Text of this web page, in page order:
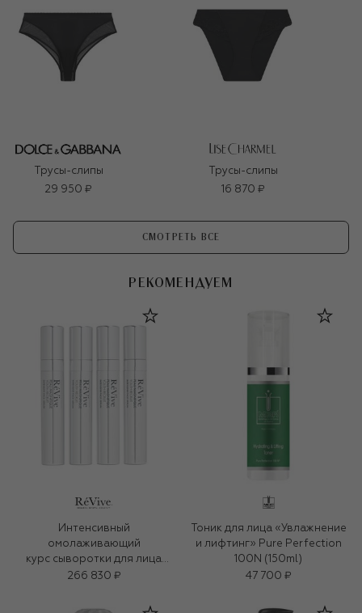
Трусы-слипы
29 950 ₽
Трусы-слипы
16 870 ₽
СМОТРЕТЬ ВСЕ
РЕКОМЕНДУЕМ
Интенсивный
омолаживающий
курс сыворотки для лица
(4x5ml)
266 830 ₽
Тоник для лица «Увлажнение
и лифтинг» Pure Perfection
100N (150ml)
47 700 ₽